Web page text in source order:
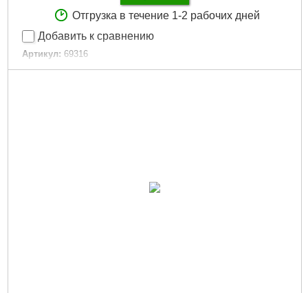
Отгрузка в течение 1-2 рабочих дней
Добавить к сравнению
Артикул: 69316
Код товара: 29.50.73